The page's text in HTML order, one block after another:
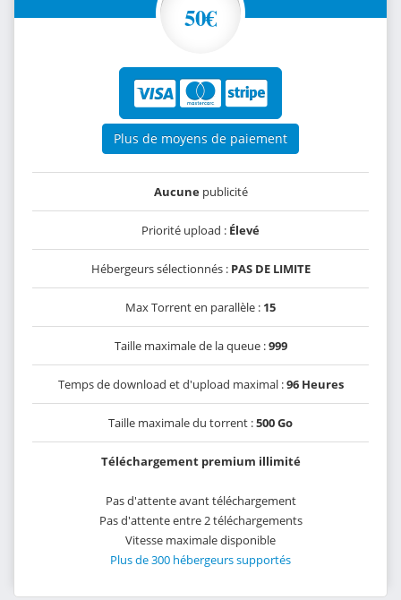
50€
Plus de moyens de paiement
Aucunepublicité
Priorité upload : Élevé
Hébergeurs sélectionnés : PAS DE LIMITE
Max Torrent en parallèle : 15
Taille maximale de la queue :999
Temps de download et d'upload maximal :96 Heures
Taille maximale du torrent :500 Go
Téléchargement premium illimité
Pas d'attente avant téléchargement
Pas d'attente entre 2 téléchargements
Vitesse maximale disponible
Plus de 300 hébergeurs supportés